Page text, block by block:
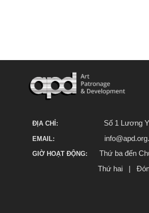
ĐỊA CHỈ: Số 1 Lương
EMAIL:
GIỜ HOẠT ĐỘNG:
Thứ ba đến
Thứ hai | Đóng